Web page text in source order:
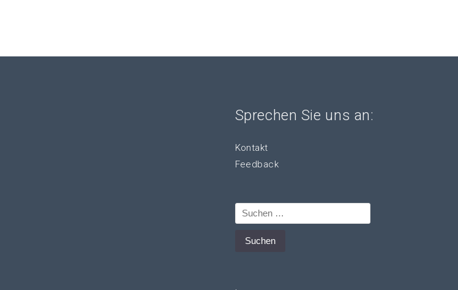
Sprechen Sie uns an:
Kontakt
Feedback
Suchen
nach: